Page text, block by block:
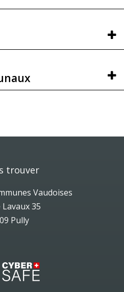
trouver
Vaudoises
Lavaux 35
Pully